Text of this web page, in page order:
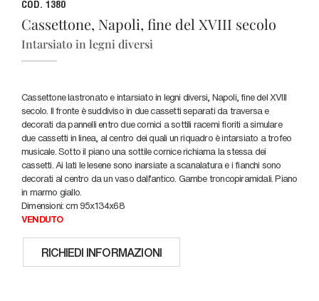
COD. 1380
Cassettone, Napoli, fine del XVIII secolo
Intarsiato in legni diversi
Cassettone lastronato e intarsiato in legni diversi, Napoli, fine del XVIII
secolo. Il fronte è suddiviso in due cassetti separati da traversa e
decorati da pannelli entro due cornici a sottili racemi fioriti a simulare
due cassetti in linea, al centro dei quali un riquadro è intarsiato a trofeo
musicale. Sotto il piano una sottile cornice richiama la stessa dei
cassetti. Ai lati le lesene sono inarsiate a scanalatura e i fianchi sono
decorati al centro da un vaso dall'antico. Gambe troncopiramidali. Piano
in marmo giallo.
Dimensioni: cm 95x134x68
VENDUTO
RICHIEDI INFORMAZIONI